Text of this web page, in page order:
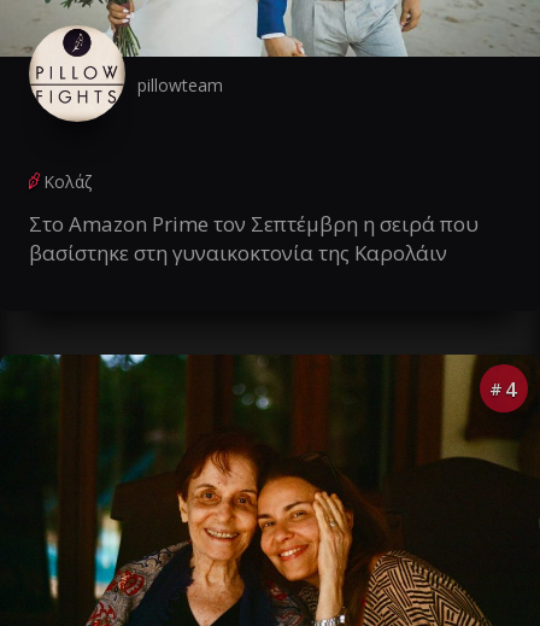
pillowteam
Κολάζ
Στο Amazon Prime τον Σεπτέμβρη η σειρά που
βασίστηκε στη γυναικοκτονία της Καρολάιν
# 4